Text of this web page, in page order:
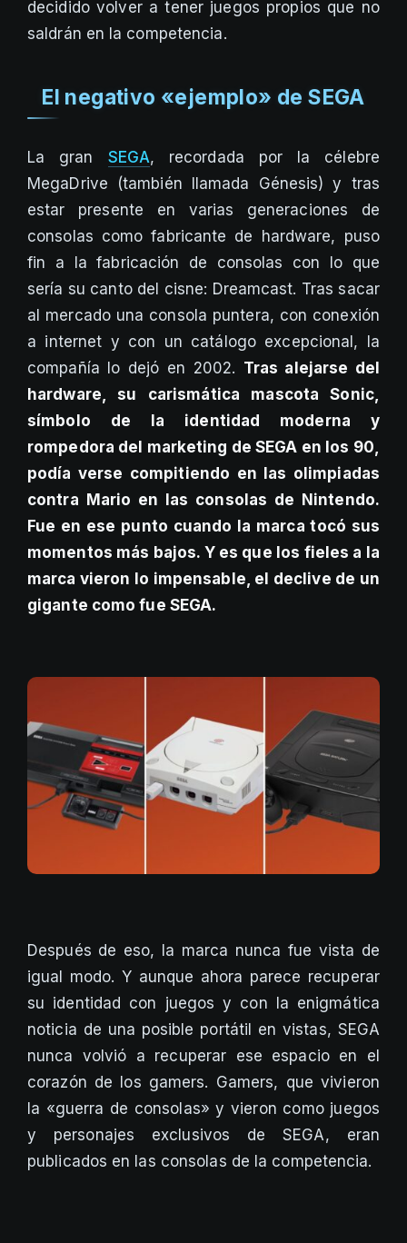
decidido volver a tener juegos propios que no
saldrán en la competencia.
El negativo «ejemplo» de SEGA
La gran SEGA, recordada por la célebre
MegaDrive (también llamada Génesis) y tras
estar presente en varias generaciones de
consolas como fabricante de hardware, puso
fin a la fabricación de consolas con lo que
sería su canto del cisne: Dreamcast. Tras sacar
al mercado una consola puntera, con conexión
a internet y con un catálogo excepcional, la
compañía lo dejó en 2002. Tras alejarse del
hardware, su carismática mascota Sonic,
símbolo de la identidad moderna y
rompedora del marketing de SEGA en los 90,
podía verse compitiendo en las olimpiadas
contra Mario en las consolas de Nintendo.
Fue en ese punto cuando la marca tocó sus
momentos más bajos. Y es que los fieles a la
marca vieron lo impensable, el declive de un
gigante como fue SEGA.
Después de eso, la marca nunca fue vista de
igual modo. Y aunque ahora parece recuperar
su identidad con juegos y con la enigmática
noticia de una posible portátil en vistas, SEGA
nunca volvió a recuperar ese espacio en el
corazón de los gamers. Gamers, que vivieron
la «guerra de consolas» y vieron como juegos
y personajes exclusivos de SEGA, eran
publicados en las consolas de la competencia.